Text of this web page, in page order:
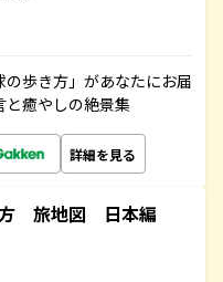
歩き方」があなたにお届
と癒やしの絶景集
詳細を見る
方 旅地図 日本編